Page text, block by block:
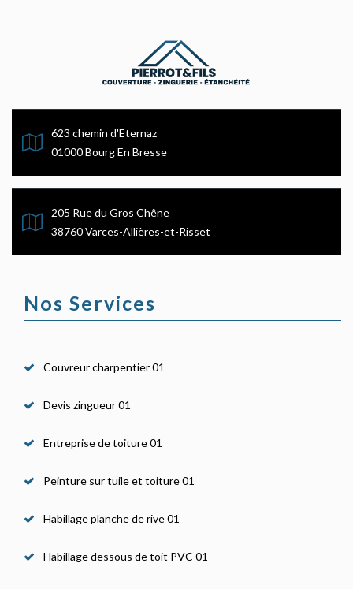
623 chemin d'Eternaz
01000 Bourg En Bresse
205 Rue du Gros Chêne
38760 Varces-Allières-et-Risset
Nos Services
Couvreur charpentier 01
Devis zingueur 01
Entreprise de toiture 01
Peinture sur tuile et toiture 01
Habillage planche de rive 01
Habillage dessous de toit PVC 01